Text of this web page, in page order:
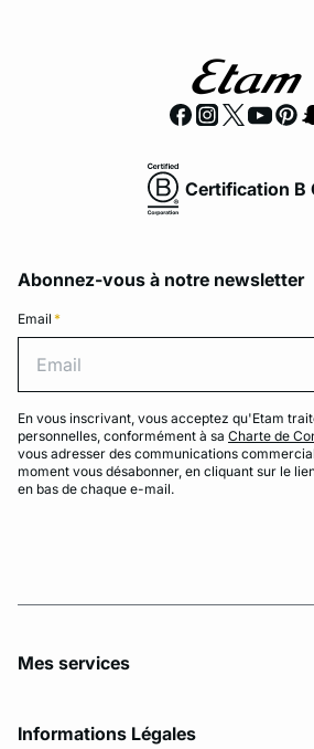
Certification B
Abonnez-vous à notre newsletter
Email *
En vous inscrivant, vous acceptez qu'Etam
personnelles, conformément à sa Charte de
vous adresser des communications
moment vous désabonner, en cliquant sur le
en bas de chaque e-mail.
Mes services
Informations Légales